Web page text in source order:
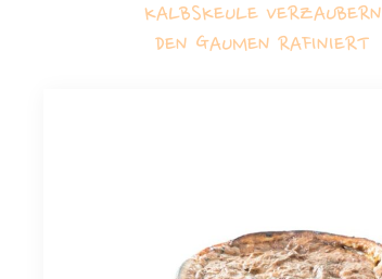
KALBSKEULE VERZAUBERN
DEN GAUMEN RAFINIERT